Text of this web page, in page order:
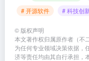
# 开源软件
# 科技创
© 版权声明
本文著作权归属原作者（不
为任何专业领域决策依据，
济等责任均由其自行承担，